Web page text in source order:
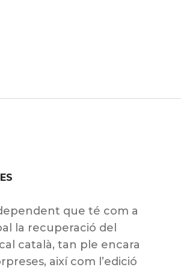
que té com a
la recuperació del
català, tan ple encara
així com l’edició